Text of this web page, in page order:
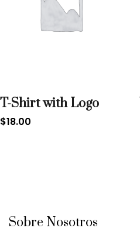
T-Shirt with Logo
$18.00
Sobre Nosotros